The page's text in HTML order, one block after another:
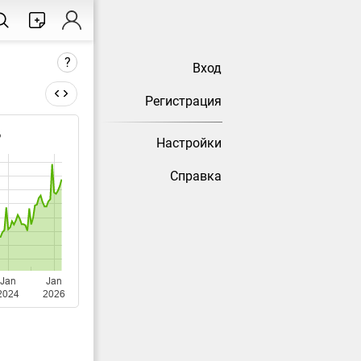
Вход
Регистрация
Настройки
Справка
?
не
Jan
Jan
2026